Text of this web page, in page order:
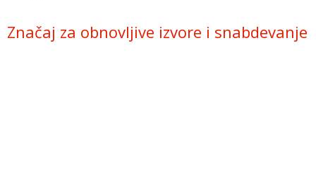
Značaj za obnovljive izvore i snabdevanje